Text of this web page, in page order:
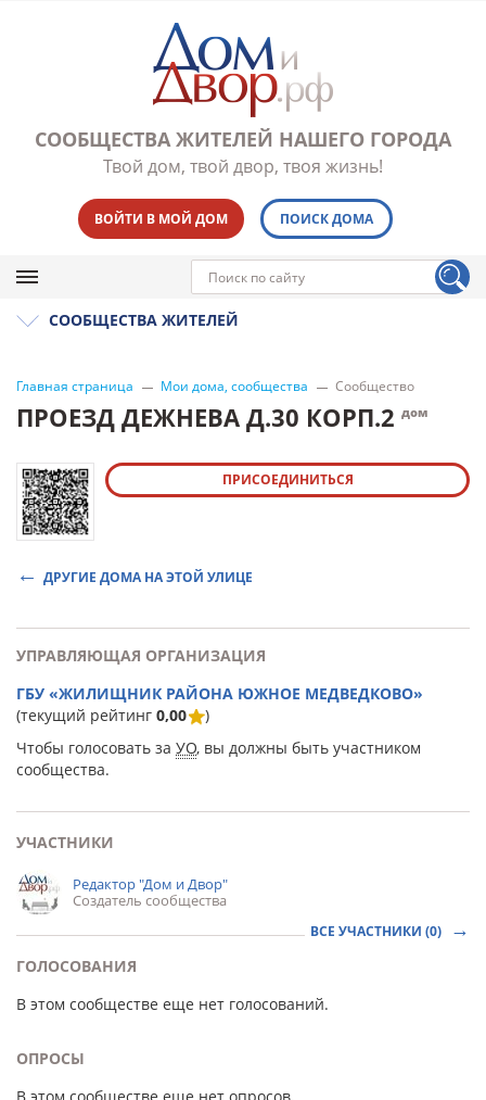
СООБЩЕСТВА ЖИТЕЛЕЙ НАШЕГО ГОРОДА
Твой дом, твой двор, твоя жизнь!
ВОЙТИ В МОЙ ДОМ ПОИСК ДОМА
СООБЩЕСТВА ЖИТЕЛЕЙ
Главная страница Мои дома, сообщества Сообщество
ПРОЕЗД ДЕЖНЕВА Д.30 КОРП.2 дом
ПРИСОЕДИНИТЬСЯ
ДРУГИЕ ДОМА НА ЭТОЙ УЛИЦЕ
УПРАВЛЯЮЩАЯ ОРГАНИЗАЦИЯ
ГБУ «ЖИЛИЩНИК РАЙОНА ЮЖНОЕ МЕДВЕДКОВО»
(текущий рейтинг 0,00
)
Чтобы голосовать за УО, вы должны быть участником
сообщества.
УЧАСТНИКИ
Редактор "Дом и Двор"
Создатель сообщества
ВСЕ УЧАСТНИКИ (0)
ГОЛОСОВАНИЯ
В этом сообществе еще нет голосований.
ОПРОСЫ